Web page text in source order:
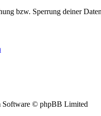
bzw. Sperrung deiner
Software © phpBB Limited